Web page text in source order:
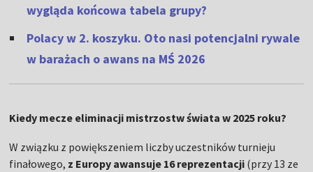
wygląda końcowa tabela grupy?
Polacy w 2. koszyku. Oto nasi potencjalni rywale
w barażach o awans na MŚ 2026
Kiedy mecze eliminacji mistrzostw świata w 2025 roku?
W związku z powiększeniem liczby uczestników turnieju
finałowego, z Europy awansuje 16 reprezentacji (przy 13 ze